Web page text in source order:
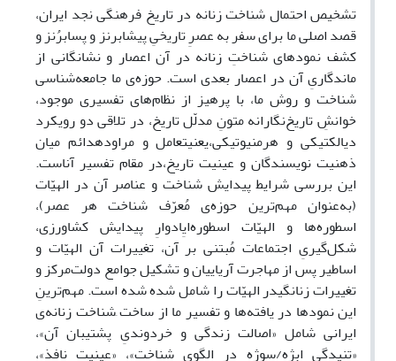
تشخیص احتمال شناخت زنانه در تاریخ فرهنگی نجد ایران،
قصد اصلی ما برای سفر به عصرِ تاریخیِ پیشابرنز و پسابرُنز و
کشف نمودهای شناختِ زنانه در آن اعصار و نشانگانی از
ماندگاریِ آن در اعصار بعدی است. حوزه‌ی ما جامعه‌شناسی
شناخت و روش ما، با پرهیز از نظام‌های تفسیری موجود،
خوانشِ تاریخ‌نگارانه متونِ مدلّل تاریخ، در تلاقی دو رویکرد
دیالکتیکی و هرمنیوتیکی،یعنیتعامل و مراودهدائم میان
ذهنیت نویسندگان و عینیت تاریخ،در مقام تفسیر آناست.
این بررسی شرایط پیدایش شناخت و عناصر آن در الهیّات
(به‌عنوان مهم‌ترین حوزه‌ی مُعرّف شناخت هر عصر)،
اسطوره‌ها و الهیّات اسطوره‌ایِادوارِ پیدایش کشاورزی،
شکل‌گیریِ اجتماعات مُبتنی بر آن، تغییرات آن الهیّات و
اساطیر پس از مهاجرت آریاییان و تشکیل جوامع دولت‌مرکز و
تغییرات زنانگیدر الهیّات را شامل شده شده است. مهم‌ترینِ
این نمودها در یافته‌ها و تفسیر ما از ساخت ِشناخت زنانه‌ی
ایرانی شامل «اصالت زندگی و خردوندیِ پشتیبان آن»،
«تنیدگی ابژه/سوژه در الگوی شناخت»، «عینیت نافذ»،